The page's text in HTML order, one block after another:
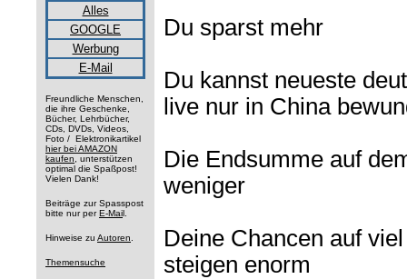
Alles
GOOGLE
Werbung
E-Mail
Freundliche Menschen,
die ihre Geschenke,
Bücher, Lehrbücher,
CDs, DVDs, Videos,
Foto / Elektronikartikel
hier bei AMAZON
kaufen, unterstützen
optimal die Spaßpost!
Vielen Dank!
Beiträge zur Spasspost
bitte nur per E-Mai l.
Hinweise zu Autoren.
Themensuche
Du sparst mehr
Du kannst neueste
live nur in China
Die Endsumme auf
weniger
Deine Chancen auf
steigen enorm